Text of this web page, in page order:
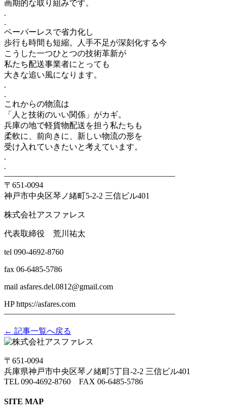
画期的な取り組みです。
.
.
ペーパーレスで省力化し
歩行も時間も短縮。人手不足が深刻化する今
こうした一つひとつの技術革新が
私たち配送事業者にとっても
大きな追い風になります。
.
.
これからの物流は
「人と技術のいい関係」がカギ。
兵庫の地で軽貨物配送を担う私たちも
柔軟に、前向きに、新しい物流の形を
受け入れていきたいと考えています。
.
.
——————————–——————————–
〒651-0094
神戸市中央区琴ノ緒町5-2-2 三信ビル401
株式会社アスファレス
代表取締役 荒川祐太
tel 090-4692-8760
fax 06-6485-5786
mail asfares.del.0812@gmail.com
HP https://asfares.com
——————————–——————————–
← 記事一覧へ戻る
〒651-0094
兵庫県神戸市中央区琴ノ緒町5丁目-2-2 三信ビル401
TEL 090-4692-8760 FAX 06-6485-5786
SITE MAP